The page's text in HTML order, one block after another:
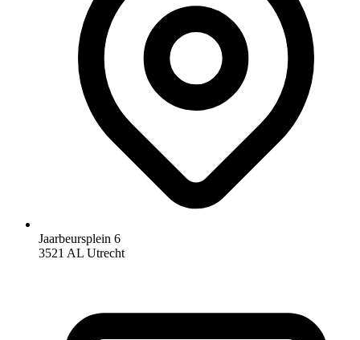
Jaarbeursplein 6
3521 AL Utrecht